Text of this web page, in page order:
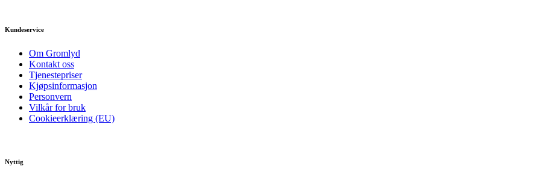
Kundeservice
Om Gromlyd
Kontakt oss
Tjenestepriser
Kjøpsinformasjon
Personvern
Vilkår for bruk
Cookieerklæring (EU)
Nyttig